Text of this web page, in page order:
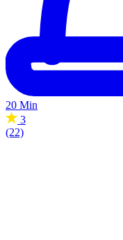
20 Min
3
(22)